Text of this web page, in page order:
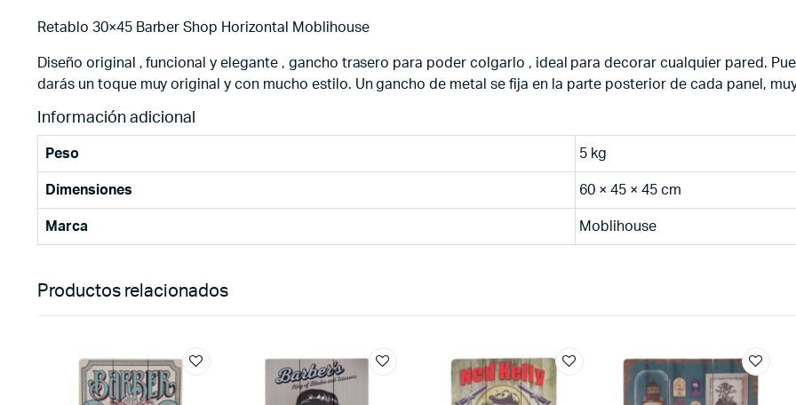
Retablo 30×45 Barber Shop Horizontal Moblihouse
Diseño original , funcional y elegante , gancho trasero para poder colgarlo , ideal para decorar cualquier pared.
darás un toque muy original y con mucho estilo. Un gancho de metal se fija en la parte posterior de cada panel,
Información adicional
Peso 5 kg
Dimensiones 60 × 45 × 45 cm
Marca Moblihouse
Productos relacionados